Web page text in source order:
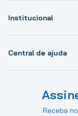
Institucional
Central de ajuda
Receba